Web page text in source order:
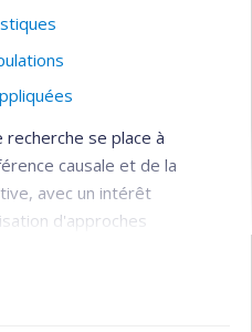
se place à
causale et de la
avec un intérêt
d'approches
ensemblistes. Au
projets de recherche,